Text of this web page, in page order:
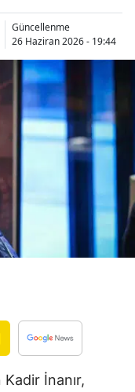
Bilecik
Bitlis
Bolu
Burdur
Çankırı
Denizli
Diyarbakır
Güncellenme
26 Haziran 2026 - 19:44
İnanır,